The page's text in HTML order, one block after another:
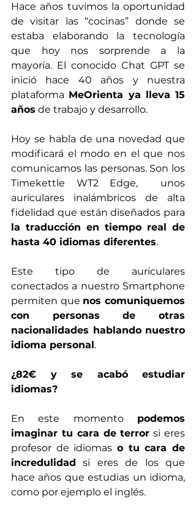
Hace años tuvimos la oportunidad
de visitar las “cocinas” donde se
estaba elaborando la tecnología
que hoy nos sorprende a la
mayoría. El conocido Chat GPT se
inició hace 40 años y nuestra
plataforma MeOrienta ya lleva 15
años de trabajo y desarrollo.
Hoy se habla de una novedad que
modificará el modo en el que nos
comunicamos las personas. Son los
Timekettle WT2 Edge,  unos
auriculares inalámbricos de alta
la traducción en tiempo real de
hasta 40 idiomas diferentes.
Este tipo de auriculares
conectados a nuestro Smartphone
permiten que nos comuniquemos
con personas de otras
nacionalidades hablando nuestro
idioma personal.
¿82€ y se acabó estudiar
idiomas?
En este momento podemos
imaginar tu cara de terror si eres
profesor de idiomas o tu cara de
incredulidad si eres de los que
hace años que estudias un idioma,
como por ejemplo el inglés.